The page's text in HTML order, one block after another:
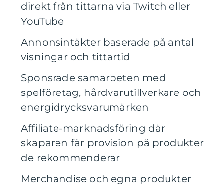
direkt från tittarna via Twitch eller
YouTube
Annonsintäkter baserade på antal
visningar och tittartid
Sponsrade samarbeten med
spelföretag, hårdvarutillverkare och
energidrycksvarumärken
Affiliate-marknadsföring där
skaparen får provision på produkter
de rekommenderar
Merchandise och egna produkter